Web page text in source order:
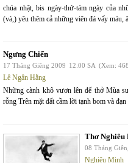
chúa nhật, bis ngày-thứ-tám ngày của
(và,) yêu thêm cả những viên đá vấy máu,
Ngưng Chiến
17 Tháng Giêng 2009 12:00 SA (Xem:
Lê Ngân Hằng
Những cành khô vươn lên để thở Mùa
rỗng Trên mặt đất cầm lời tạnh bom và
Thơ Nghiêu
08 Tháng
Nghiêu Minh